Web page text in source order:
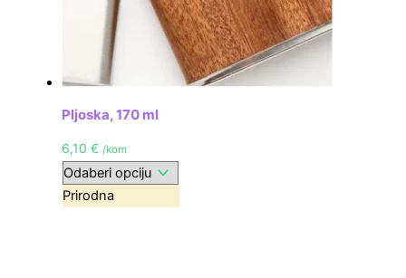
Pljoska, 170 ml
6,10 € /kom
Prirodna